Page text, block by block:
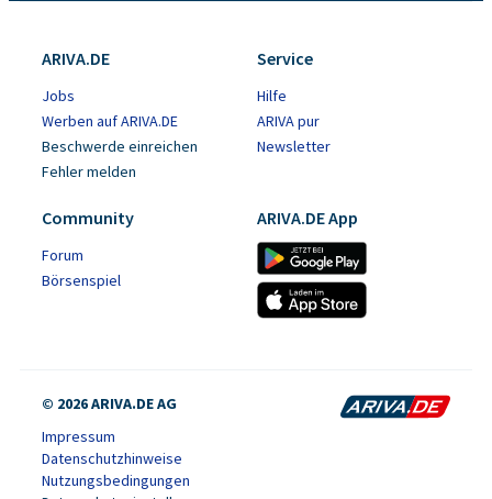
ARIVA.DE
Jobs
Werben auf ARIVA.DE
Beschwerde einreichen
Fehler melden
Service
Hilfe
ARIVA pur
Newsletter
Community
Forum
Börsenspiel
ARIVA.DE App
© 2026 ARIVA.DE AG
Impressum
Datenschutzhinweise
Nutzungsbedingungen